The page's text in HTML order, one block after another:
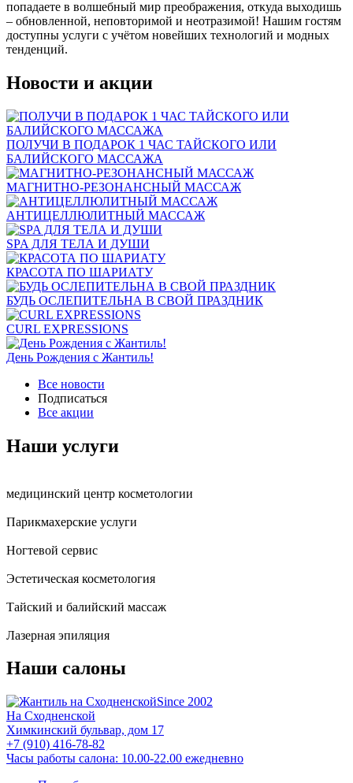
попадаете в волшебный мир преображения, откуда выходишь
– обновленной, неповторимой и неотразимой! Нашим гостям
доступны услуги с учётом новейших технологий и модных
тенденций.
Новости и акции
ПОЛУЧИ В ПОДАРОК 1 ЧАС ТАЙСКОГО ИЛИ
БАЛИЙСКОГО МАССАЖА
МАГНИТНО-РЕЗОНАНСНЫЙ МАССАЖ
АНТИЦЕЛЛЮЛИТНЫЙ МАССАЖ
SPA ДЛЯ ТЕЛА И ДУШИ
КРАСОТА ПО ШАРИАТУ
БУДЬ ОСЛЕПИТЕЛЬНА В СВОЙ ПРАЗДНИК
CURL EXPRESSIONS
День Рождения с Жантиль!
Все новости
Подписаться
Все акции
Наши услуги
медицинский центр косметологии
Парикмахерские услуги
Ногтевой сервис
Эстетическая косметология
Тайский и балийский массаж
Лазерная эпиляция
Наши салоны
Since 2002
На Сходненской
Химкинский бульвар, дом 17
+7 (910) 416-78-82
Часы работы салона: 10.00-22.00 ежедневно